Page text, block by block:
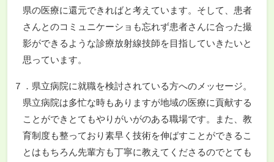
県の医療に還元できればと考えています。そして、患者
さんとのコミュニケーショも忘れず患者さんに合った撮
影ができるような診療放射線技師を目指していきたいと
思っています。
７．県立病院に就職を検討されている方へのメッセージ。
県立病院は多忙な時もありますが地域の医療に貢献する
ことができとてもやりがいがのある職場です。また、教
育制度も整っており素早く技術を伸ばすことができるこ
とはもちろん先輩方も丁寧に教えてくださるのでとても